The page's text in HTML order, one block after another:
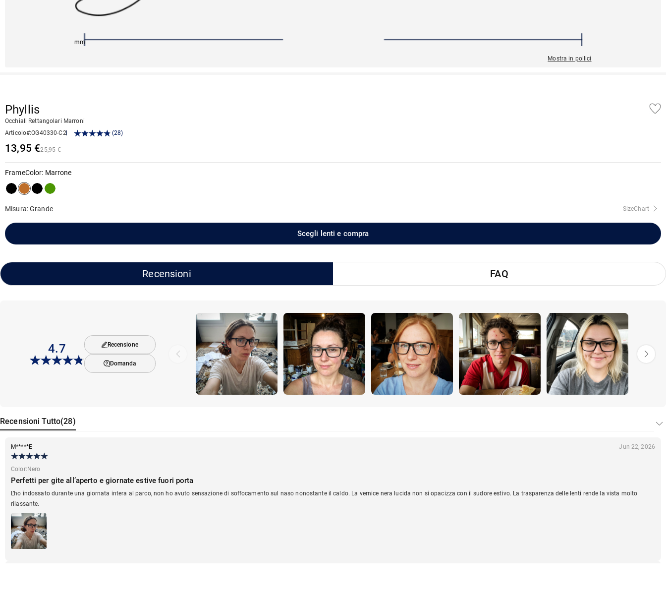
145mm
Mostra in pollici
Phyllis
Occhiali Rettangolari Marroni
Articolo#:OG40330-C2 (28)
13,95 €25,95 €
FrameColor: Marrone
Misura: Grande SizeChart
Scegli lenti e compra
Recensioni FAQ
4.7 Recensione
Domanda
Recensioni Tutto(28)
M*****E Jun 22, 2026
Color: Nero
Perfetti per gite all’aperto e giornate estive fuori porta
L’ho indossato durante una giornata intera al parco, non ho avuto sensazione di soffocamento sul naso nonostante il caldo. La vernice nera lucida non si opacizza con il sudore estivo. La trasparenza delle lenti rende la vista molto
rilassante.